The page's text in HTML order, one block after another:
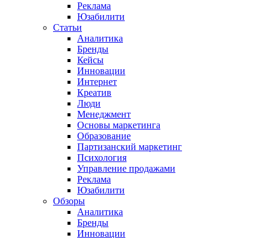
Реклама
Юзабилити
Статьи
Аналитика
Бренды
Кейсы
Инновации
Интернет
Креатив
Люди
Менеджмент
Основы маркетинга
Образование
Партизанский маркетинг
Психология
Управление продажами
Реклама
Юзабилити
Обзоры
Аналитика
Бренды
Инновации